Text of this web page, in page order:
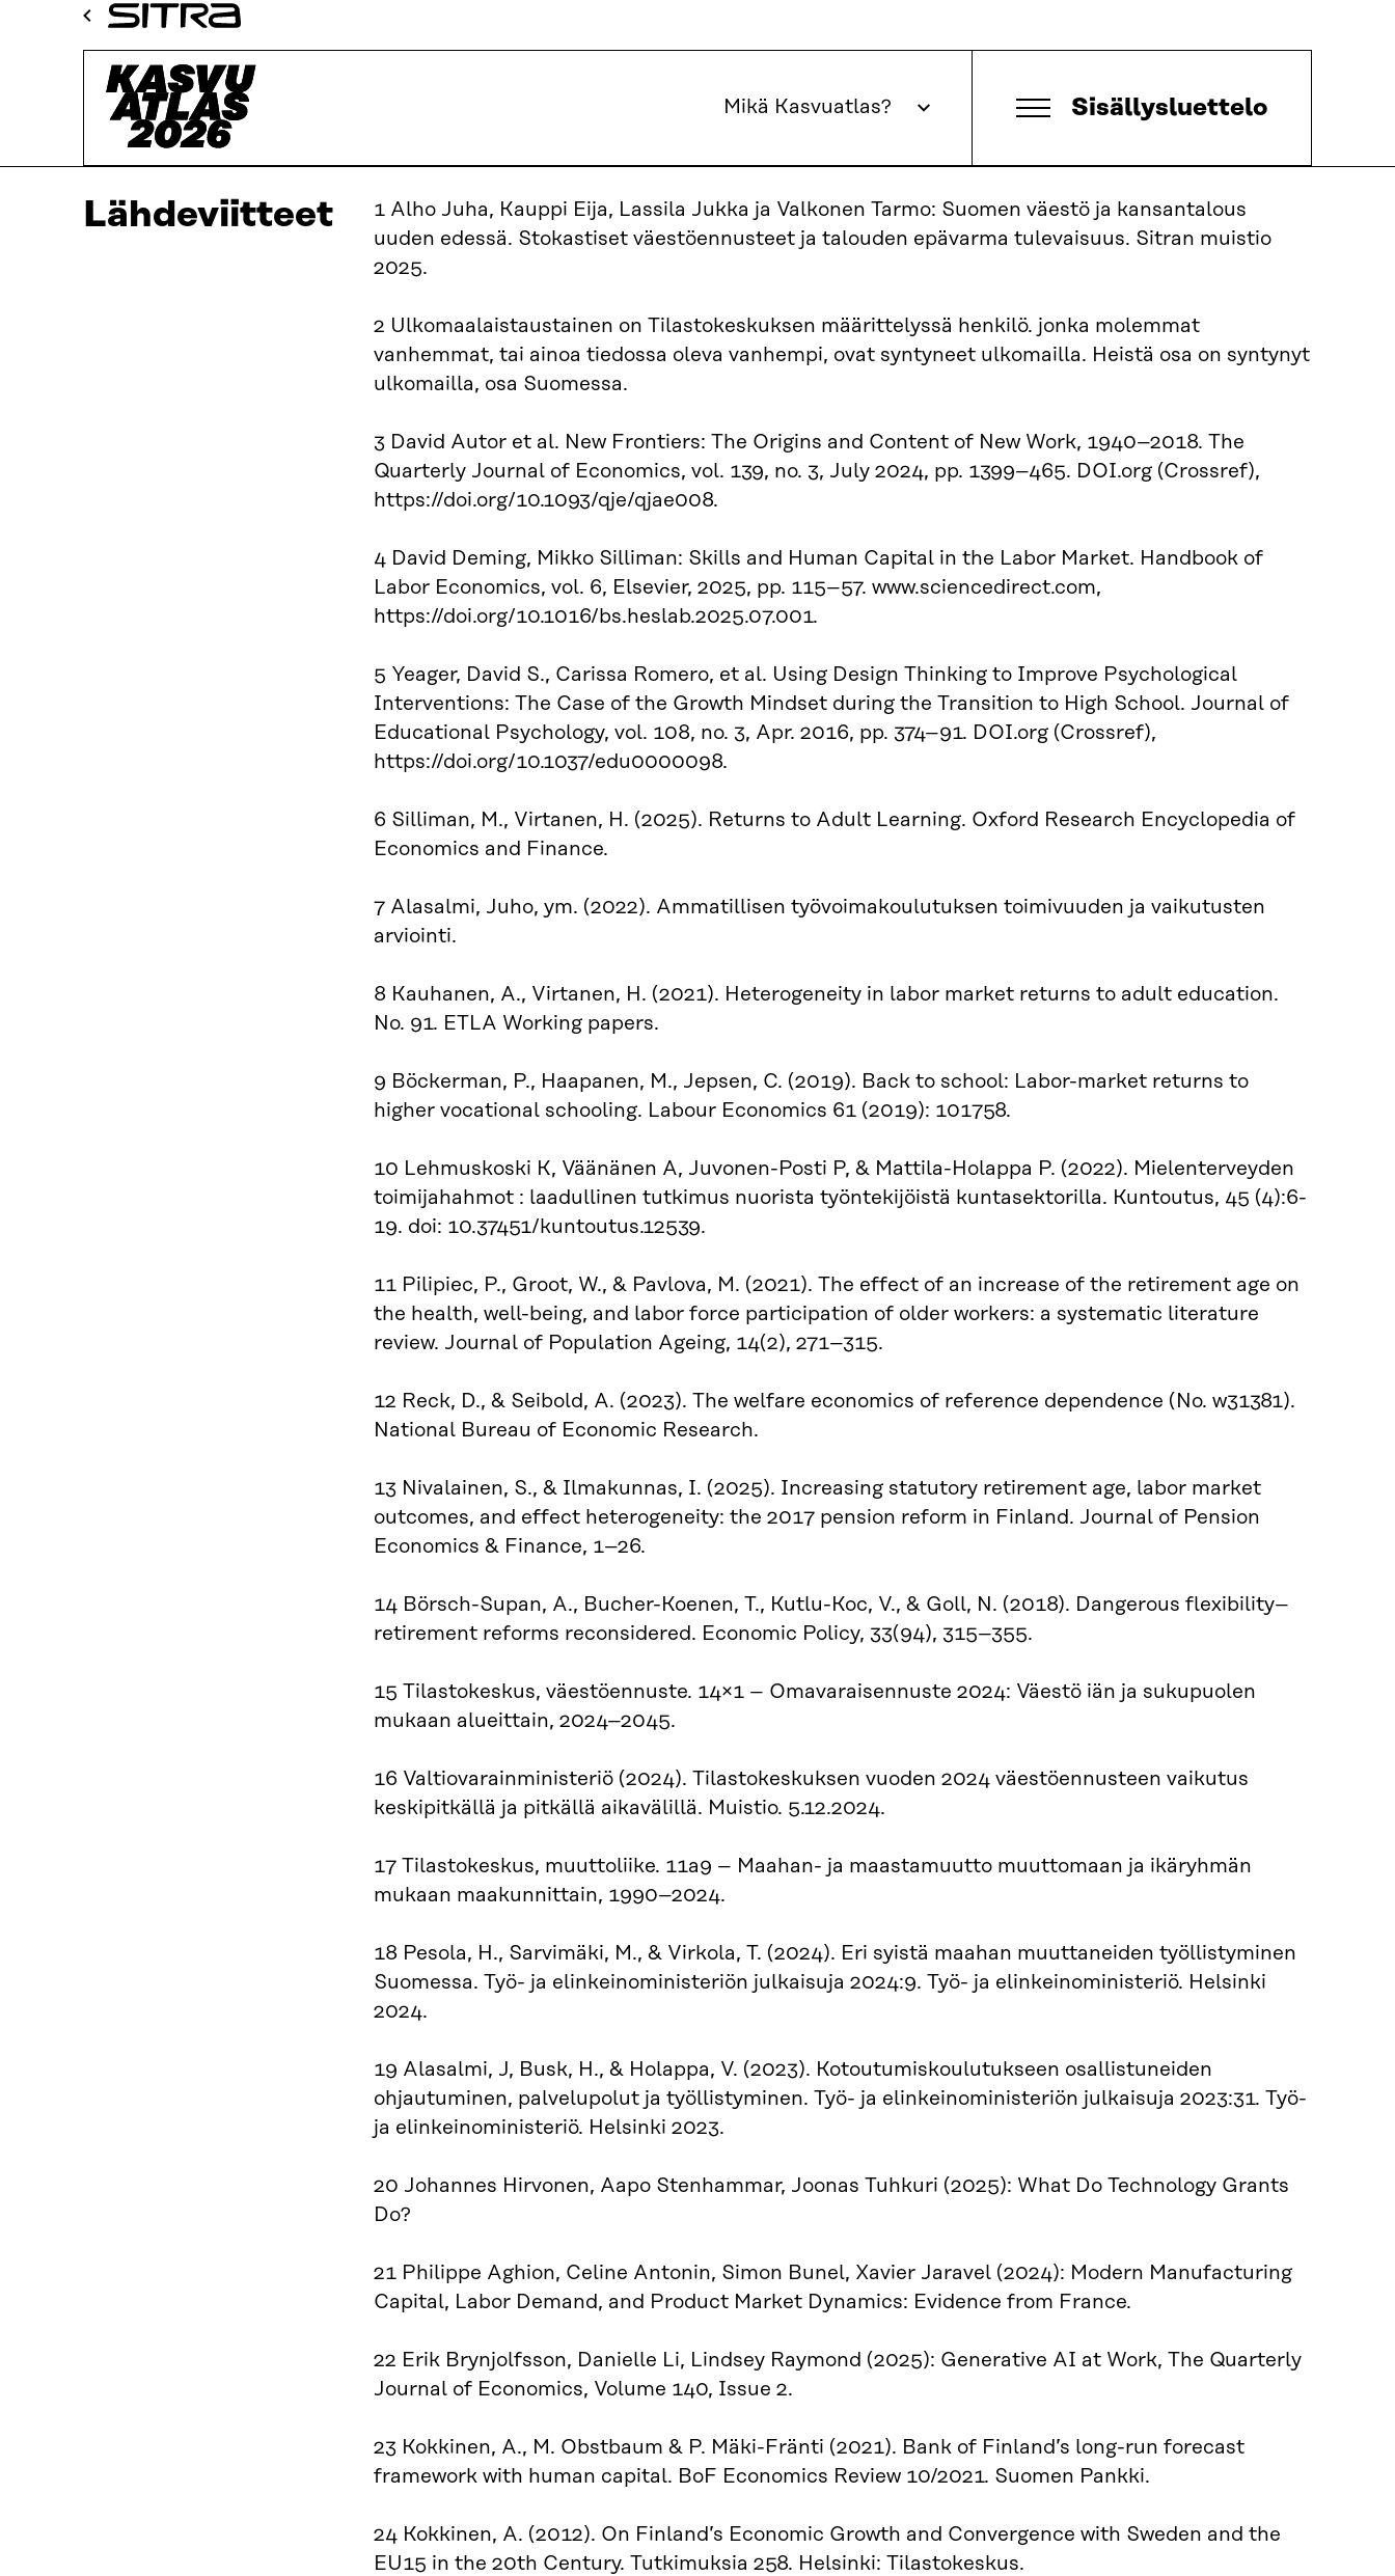
Sitra
Kasvuatlas
Mikä Kasvuatlas?
Sisällysluettelo
Lähdeviitteet
1 Alho Juha, Kauppi Eija, Lassila Jukka ja Valkonen Tarmo: Suomen väestö ja kansantalous
uuden edessä. Stokastiset väestöennusteet ja talouden epävarma tulevaisuus. Sitran muistio
2025.
2 Ulkomaalaistaustainen on Tilastokeskuksen määrittelyssä henkilö. jonka molemmat
vanhemmat, tai ainoa tiedossa oleva vanhempi, ovat syntyneet ulkomailla. Heistä osa on syntynyt
ulkomailla, osa Suomessa.
3 David Autor et al. New Frontiers: The Origins and Content of New Work, 1940–2018. The
Quarterly Journal of Economics, vol. 139, no. 3, July 2024, pp. 1399–465. DOI.org (Crossref),
https://doi.org/10.1093/qje/qjae008.
4 David Deming, Mikko Silliman: Skills and Human Capital in the Labor Market. Handbook of
Labor Economics, vol. 6, Elsevier, 2025, pp. 115–57. www.sciencedirect.com,
https://doi.org/10.1016/bs.heslab.2025.07.001.
5 Yeager, David S., Carissa Romero, et al. Using Design Thinking to Improve Psychological
Interventions: The Case of the Growth Mindset during the Transition to High School. Journal of
Educational Psychology, vol. 108, no. 3, Apr. 2016, pp. 374–91. DOI.org (Crossref),
https://doi.org/10.1037/edu0000098.
6 Silliman, M., Virtanen, H. (2025). Returns to Adult Learning. Oxford Research Encyclopedia of
Economics and Finance.
7 Alasalmi, Juho, ym. (2022). Ammatillisen työvoimakoulutuksen toimivuuden ja vaikutusten
arviointi.
8 Kauhanen, A., Virtanen, H. (2021). Heterogeneity in labor market returns to adult education.
No. 91. ETLA Working papers.
9 Böckerman, P., Haapanen, M., Jepsen, C. (2019). Back to school: Labor-market returns to
higher vocational schooling. Labour Economics 61 (2019): 101758.
10 Lehmuskoski K, Väänänen A, Juvonen-Posti P, & Mattila-Holappa P. (2022). Mielenterveyden
toimijahahmot : laadullinen tutkimus nuorista työntekijöistä kuntasektorilla. Kuntoutus, 45 (4):6-
19. doi: 10.37451/kuntoutus.12539.
11 Pilipiec, P., Groot, W., & Pavlova, M. (2021). The effect of an increase of the retirement age on
the health, well-being, and labor force participation of older workers: a systematic literature
review. Journal of Population Ageing, 14(2), 271–315.
12 Reck, D., & Seibold, A. (2023). The welfare economics of reference dependence (No. w31381).
National Bureau of Economic Research.
13 Nivalainen, S., & Ilmakunnas, I. (2025). Increasing statutory retirement age, labor market
outcomes, and effect heterogeneity: the 2017 pension reform in Finland. Journal of Pension
Economics & Finance, 1–26.
14 Börsch-Supan, A., Bucher-Koenen, T., Kutlu-Koc, V., & Goll, N. (2018). Dangerous flexibility–
retirement reforms reconsidered. Economic Policy, 33(94), 315–355.
15 Tilastokeskus, väestöennuste. 14×1 – Omavaraisennuste 2024: Väestö iän ja sukupuolen
mukaan alueittain, 2024–2045.
16 Valtiovarainministeriö (2024). Tilastokeskuksen vuoden 2024 väestöennusteen vaikutus
keskipitkällä ja pitkällä aikavälillä. Muistio. 5.12.2024.
17 Tilastokeskus, muuttoliike. 11a9 – Maahan- ja maastamuutto muuttomaan ja ikäryhmän
mukaan maakunnittain, 1990–2024.
18 Pesola, H., Sarvimäki, M., & Virkola, T. (2024). Eri syistä maahan muuttaneiden työllistyminen
Suomessa. Työ- ja elinkeinoministeriön julkaisuja 2024:9. Työ- ja elinkeinoministeriö. Helsinki
2024.
19 Alasalmi, J, Busk, H., & Holappa, V. (2023). Kotoutumiskoulutukseen osallistuneiden
ohjautuminen, palvelupolut ja työllistyminen. Työ- ja elinkeinoministeriön julkaisuja 2023:31. Työ-
ja elinkeinoministeriö. Helsinki 2023.
20 Johannes Hirvonen, Aapo Stenhammar, Joonas Tuhkuri (2025): What Do Technology Grants
Do?
21 Philippe Aghion, Celine Antonin, Simon Bunel, Xavier Jaravel (2024): Modern Manufacturing
Capital, Labor Demand, and Product Market Dynamics: Evidence from France.
22 Erik Brynjolfsson, Danielle Li, Lindsey Raymond (2025): Generative AI at Work, The Quarterly
Journal of Economics, Volume 140, Issue 2.
23 Kokkinen, A., M. Obstbaum & P. Mäki-Fränti (2021). Bank of Finland’s long-run forecast
framework with human capital. BoF Economics Review 10/2021. Suomen Pankki.
24 Kokkinen, A. (2012). On Finland’s Economic Growth and Convergence with Sweden and the
EU15 in the 20th Century. Tutkimuksia 258. Helsinki: Tilastokeskus.